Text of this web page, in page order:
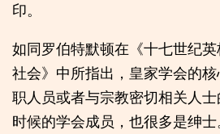
印。
如同罗伯特默顿在《十七世纪英
社会》中所指出，皇家学会的
职人员或者与宗教密切相关人
时候的学会成员，也很多是绅